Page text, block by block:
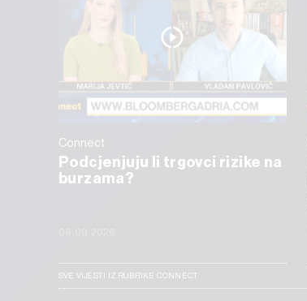
Connect
Podcjenjuju li trgovci rizike na
burzama?
SVE VIJESTI IZ RUBRIKE CONNECT